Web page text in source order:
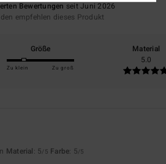
Bewertungen seit Juni 2026
empfehlen dieses Produkt
Größe
Zu klein Zu groß
Material
5.0
Material: 5/5 Farbe: 5/5